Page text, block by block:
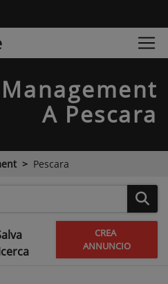
A Pescara
Pescara
CREA
ANNUNCIO